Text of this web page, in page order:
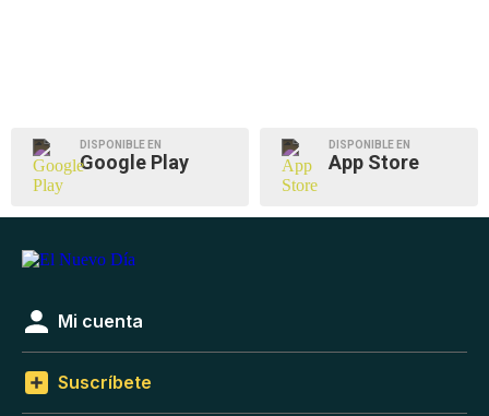
DISPONIBLE EN
Google Play
DISPONIBLE EN
App Store
Mi cuenta
Suscríbete